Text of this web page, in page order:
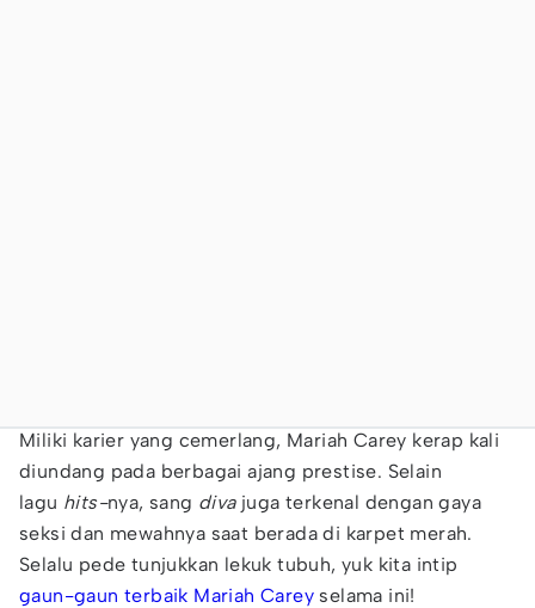
Miliki karier yang cemerlang, Mariah Carey kerap kali
diundang pada berbagai ajang prestise. Selain
lagu hits-nya, sang diva juga terkenal dengan gaya
seksi dan mewahnya saat berada di karpet merah.
Selalu pede tunjukkan lekuk tubuh, yuk kita intip
gaun-gaun terbaik Mariah Carey selama ini!